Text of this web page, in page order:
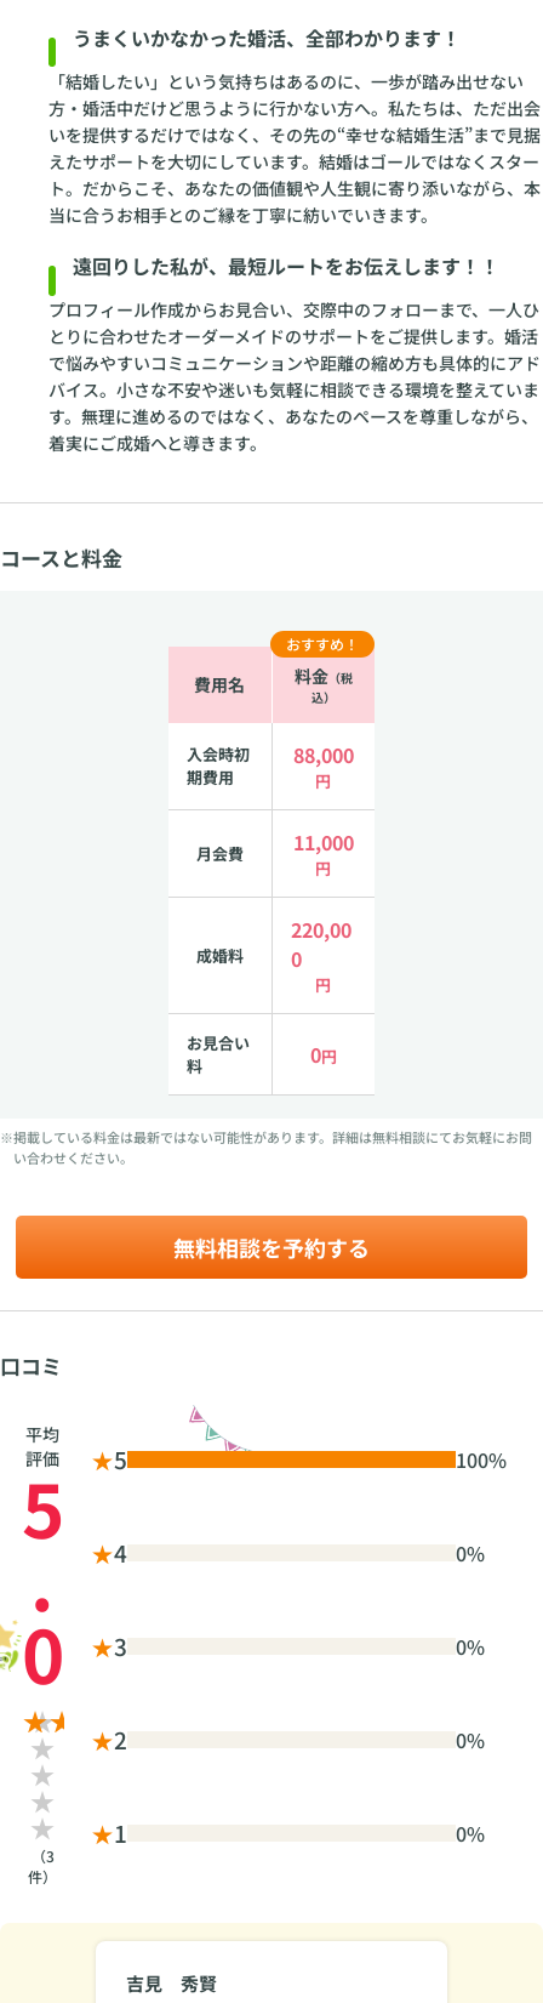
うまくいかなかった婚活、全部わかります！
「結婚したい」という気持ちはあるのに、一歩が踏み出せない
方・婚活中だけど思うように行かない方へ。私たちは、ただ出会
いを提供するだけではなく、その先の“幸せな結婚生活”まで見据
えたサポートを大切にしています。結婚はゴールではなくスター
ト。だからこそ、あなたの価値観や人生観に寄り添いながら、本
当に合うお相手とのご縁を丁寧に紡いでいきます。
遠回りした私が、最短ルートをお伝えします！！
プロフィール作成からお見合い、交際中のフォローまで、一人ひ
とりに合わせたオーダーメイドのサポートをご提供します。婚活
で悩みやすいコミュニケーションや距離の縮め方も具体的にアド
バイス。小さな不安や迷いも気軽に相談できる環境を整えていま
す。無理に進めるのではなく、あなたのペースを尊重しながら、
着実にご成婚へと導きます。
コースと料金
おすすめ！
費用名 料金（税
込）
入会時初
期費用
88,000
円
月会費 11,000
円
成婚料
220,00
0
円
お見合い
料
0円
※掲載している料金は最新ではない可能性があります。詳細は無料相談にてお気軽にお問
い合わせください。
無料相談を予約する
口コミ
平均
評価
5
.
0
（3
件）
★5 100%
★4 0%
★3 0%
★2 0%
★1 0%
吉見 秀賢